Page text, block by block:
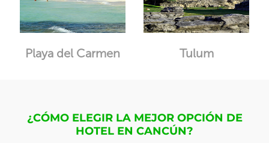
Playa del Carmen Tulum
¿CÓMO ELEGIR LA MEJOR OPCIÓN DE
HOTEL EN CANCÚN?